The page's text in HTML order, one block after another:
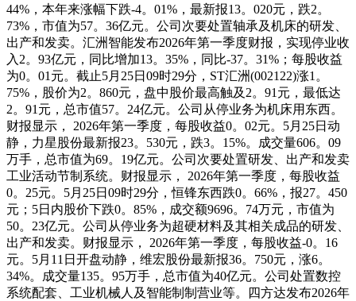
44%，本年来涨幅下跌-4。01%，最新报13。020元，跌2。
73%，市值为57。36亿元。公司次要处置轴承及机床的研发、
出产和发卖。汇洲智能发布2026年第一季度财报，实现停业收
入2。93亿元，同比增加13。35%，同比-37。31%；每股收益
为0。01元。截止5月25日09时29分，ST汇洲(002122)涨1。
75%，股价为2。860元，盘中股价最高触及2。91元，最低达
2。91元，总市值57。24亿元。公司从停业务为机床用东西。
财报显示， 2026年第一季度，每股收益0。02元。5月25日动
静，力星股份最新报23。530元，跌3。15%。成交量606。09
万手，总市值为69。19亿元。公司次要处置研发、出产和发卖
工业活动节制系统。财报显示， 2026年第一季度，每股收益
0。25元。5月25日09时29分，恒锋东西跌0。66%，报27。450
元；5日内股价下跌0。85%，成交额9696。74万元，市值为
50。23亿元。公司从停业务为超硬材料及其相关成品的研发、
出产和发卖。财报显示， 2026年第一季度，每股收益-0。16
元。5月11日开盘动静，维宏股份最新报36。750元，涨6。
34%。成交量135。95万手，总市值为40亿元。公司处置数控
系统配套、工业机械人及智能制制营业等。四方达发布2026年